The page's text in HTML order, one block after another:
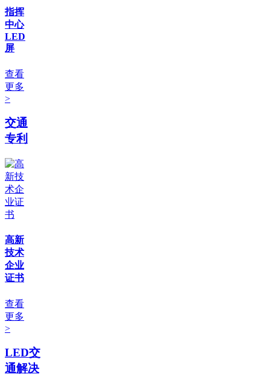
指挥
中心
LED
屏
查看
更多
>
交通
专利
高新
技术
企业
证书
查看
更多
>
LED交
通解决